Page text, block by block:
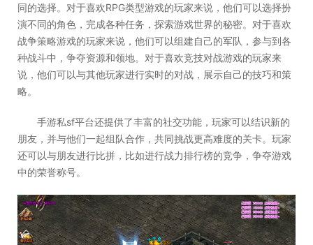
同的选择。对于喜欢RPG类型游戏的玩家来说，他们可以选择扮
演不同的角色，完成各种任务，探索游戏世界的秘密。对于喜欢
战争策略游戏的玩家来说，他们可以组建自己的军队，参与到各
种战斗中，争夺资源和领地。对于喜欢竞技对战游戏的玩家来
说，他们可以与其他玩家进行实时的对战，展示自己的技巧和策
略。
手游私sf平台还提供了丰富的社交功能，玩家可以结识新的
朋友，并与他们一起组队合作，共同挑战更高难度的关卡。玩家
还可以与朋友进行比拼，比如进行战力排行榜的竞争，争夺游戏
中的荣誉称号。